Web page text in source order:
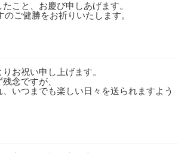
こと、お慶び申しあげます。
ご健勝をお祈りいたします。
お祝い申し上げます。
念ですが、
いつまでも楽しい日々を送られますよう